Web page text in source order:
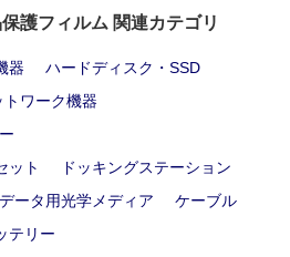
護フィルム 関連カテゴリ
器
ハードディスク・SSD
ワーク機器
ット
ドッキングステーション
データ用光学メディア
ケーブル
テリー